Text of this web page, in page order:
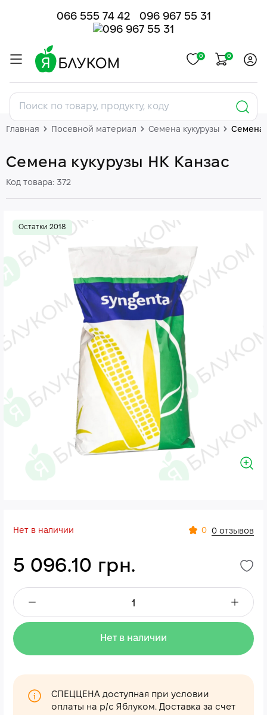
066 555 74 42 096 967 55 31
0 0
Главная Посевной материал Семена кукурузы Семена
Семена кукурузы НК Канзас
Код товара: 372
Остатки 2018
Нет в наличии 0 0 отзывов
5 096.10 грн.
Нет в наличии
СПЕЦЦЕНА доступная при условии
оплаты на р/с Яблуком. Доставка за счет